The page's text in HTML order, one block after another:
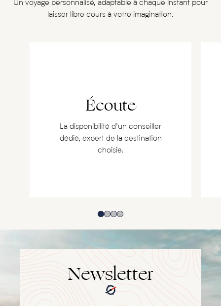
Un voyage personnalisé, adaptable à chaque instant pour
laisser libre cours à votre imagination.
Écoute
La disponibilité d’un conseiller
dédié, expert de la destination
choisie.
Newsletter